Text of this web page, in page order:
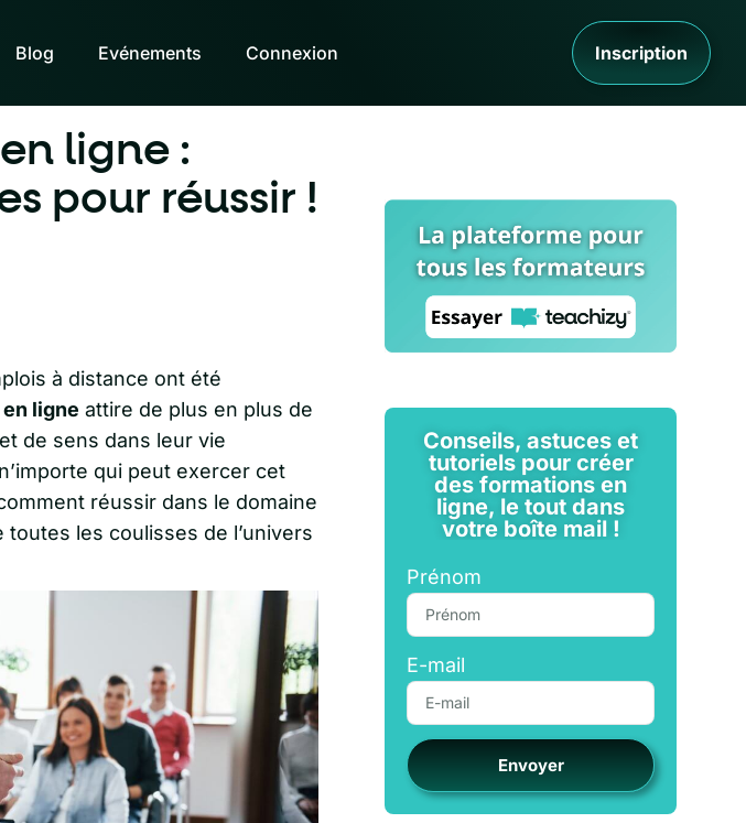
Blog Evénements Connexion Inscription
ligne :
pour réussir !
à distance ont été
ligne attire de plus en plus de
de sens dans leur vie
qui peut exercer cet
réussir dans le domaine
les coulisses de l’univers
Conseils, astuces et
tutoriels pour créer
des formations en
ligne, le tout dans
votre boîte mail !
Prénom
E-mail
Envoyer